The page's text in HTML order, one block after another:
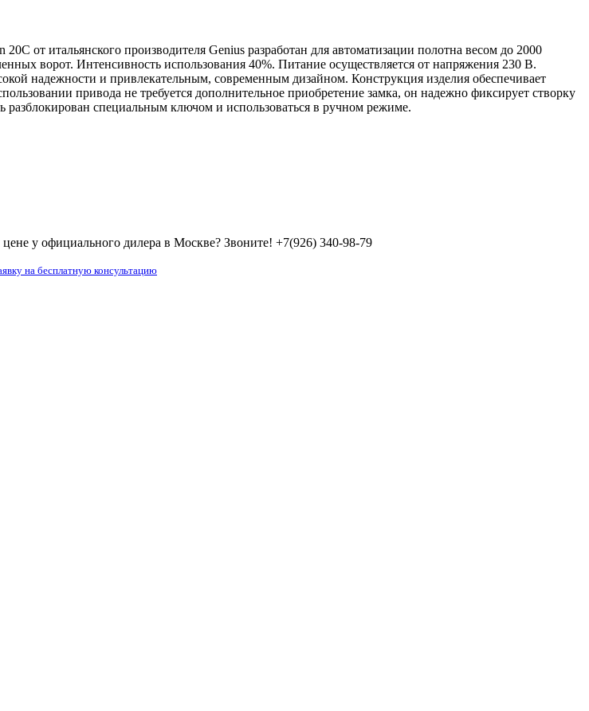
от итальянского производителя Genius разработан для автоматизации полотна весом до 2000
ворот. Интенсивность использования 40%. Питание осуществляется от напряжения 230 В.
надежности и привлекательным, современным дизайном. Конструкция изделия обеспечивает
привода не требуется дополнительное приобретение замка, он надежно фиксирует створку
специальным ключом и использоваться в ручном режиме.
у официального дилера в Москве? Звоните! +7(926) 340-98-79
на бесплатную консультацию